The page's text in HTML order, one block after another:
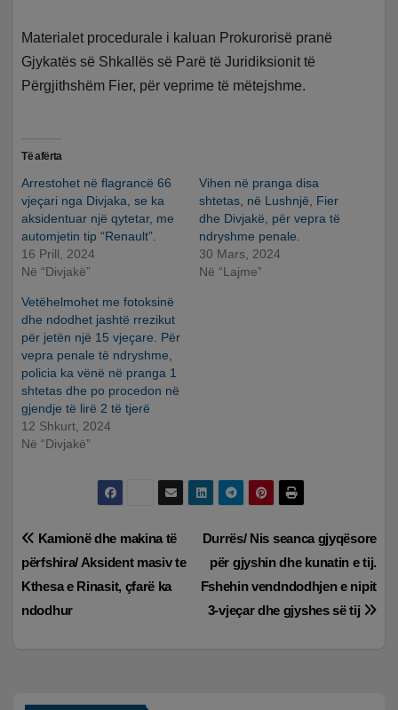
Materialet procedurale i kaluan Prokurorisë pranë
Gjykatës së Shkallës së Parë të Juridiksionit të
Përgjithshëm Fier, për veprime të mëtejshme.
Të afërta
Arrestohet në flagrancë 66
vjeçari nga Divjaka, se ka
aksidentuar një qytetar, me
automjetin tip “Renault”.
16 Prill, 2024
Në “Divjakë”
Vihen në pranga disa
shtetas, në Lushnjë, Fier
dhe Divjakë, për vepra të
ndryshme penale.
30 Mars, 2024
Në “Lajme”
Vetëhelmohet me fotoksinë
dhe ndodhet jashtë rrezikut
për jetën një 15 vjeçare. Për
vepra penale të ndryshme,
policia ka vënë në pranga 1
shtetas dhe po procedon në
gjendje të lirë 2 të tjerë
12 Shkurt, 2024
Në “Divjakë”
Lëvizje
te
postimet
Durrës/ Nis seanca gjyqësore
për gjyshin dhe kunatin e tij.
Fshehin vendndodhjen e nipit
3-vjeçar dhe gjyshes së tij
Kamionë dhe makina të
përfshira/ Aksident masiv te
Kthesa e Rinasit, çfarë ka
ndodhur